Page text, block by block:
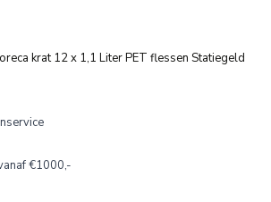
krat 12 x 1,1 Liter PET flessen Statiegeld
€1000,-